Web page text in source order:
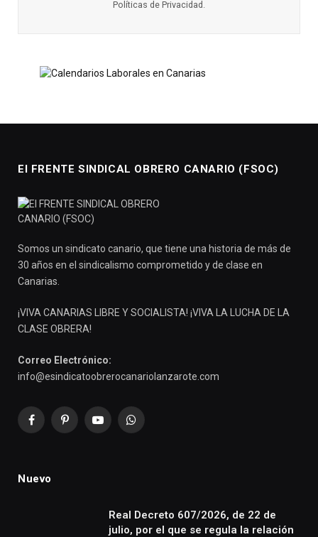
Políticas de Privacidad
El FRENTE SINDICAL OBRERO CANARIO (FSOC)
Somos un sindicato canario, que tiene una historia de más de
30 años en el sindicalismo comprometido y de clase en
Canarias.
¡VIVA CANARIAS LIBRE Y SOCIALISTA! ¡VIVA LA LUCHA DE LA
CLASE OBRERA!
Correo Electrónico:
info@esindicatoobrerocanariolanzarote.com
FacebookPinterestYouTubeWhatsApp
Nuevo
Real Decreto 607/2026, de 22 de
julio, por el que se regula la relación